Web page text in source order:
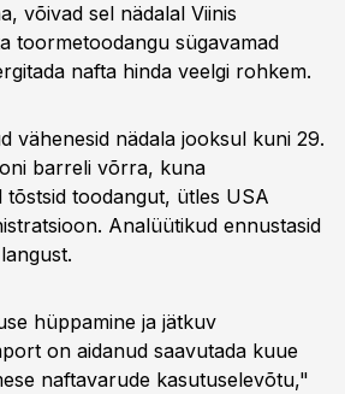
võivad sel nädalal Viinis
toormetoodangu sügavamad
nafta hinda veelgi rohkem.
vähenesid nädala jooksul kuni 29.
barreli võrra, kuna
tõstsid toodangut, ütles USA
Analüütikud ennustasid
hüppamine ja jätkuv
on aidanud saavutada kuue
naftavarude kasutuselevõtu,"